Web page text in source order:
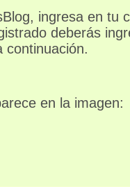
ingresa en tu
deberás
continuación.
en la imagen: